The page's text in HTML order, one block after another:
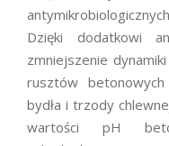
antymikrobiologicznych
Dzięki dodatkowi
zmniejszenie
rusztów
bydła i trzody
wartości pH